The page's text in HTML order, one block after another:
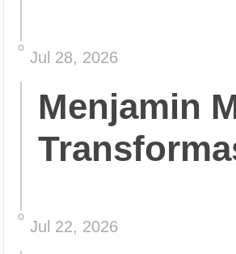
Jul 28, 2026
Menjamin
Jul 22, 2026